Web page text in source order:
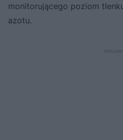
monitorującego poziom
azotu.